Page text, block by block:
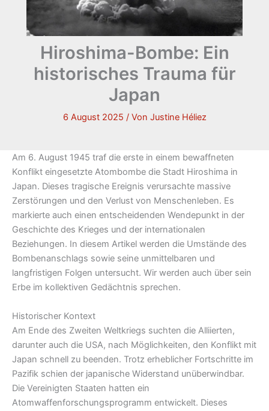
Hiroshima-Bombe: Ein
historisches Trauma für
Japan
6 August 2025 / Von Justine Héliez
Am 6. August 1945 traf die erste in einem bewaffneten
Konflikt eingesetzte Atombombe die Stadt Hiroshima in
Japan. Dieses tragische Ereignis verursachte massive
Zerstörungen und den Verlust von Menschenleben. Es
markierte auch einen entscheidenden Wendepunkt in der
Geschichte des Krieges und der internationalen
Beziehungen. In diesem Artikel werden die Umstände des
Bombenanschlags sowie seine unmittelbaren und
langfristigen Folgen untersucht. Wir werden auch über sein
Erbe im kollektiven Gedächtnis sprechen.
Historischer Kontext
Am Ende des Zweiten Weltkriegs suchten die Alliierten,
darunter auch die USA, nach Möglichkeiten, den Konflikt mit
Japan schnell zu beenden. Trotz erheblicher Fortschritte im
Pazifik schien der japanische Widerstand unüberwindbar.
Die Vereinigten Staaten hatten ein
Atomwaffenforschungsprogramm entwickelt. Dieses